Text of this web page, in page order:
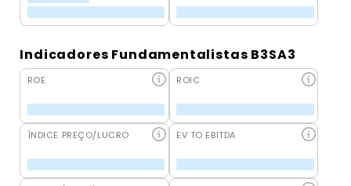
Indicadores Fundamentalistas B3SA3
ROE ROIC
ÍNDICE PREÇO/LUCRO EV TO EBITDA